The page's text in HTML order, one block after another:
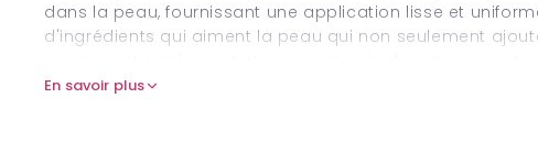
dans la peau, fournissant une application lisse et
d'ingrédients qui aiment la peau qui non seulement
La collection comprend une palette diversifiée de
En savoir plus